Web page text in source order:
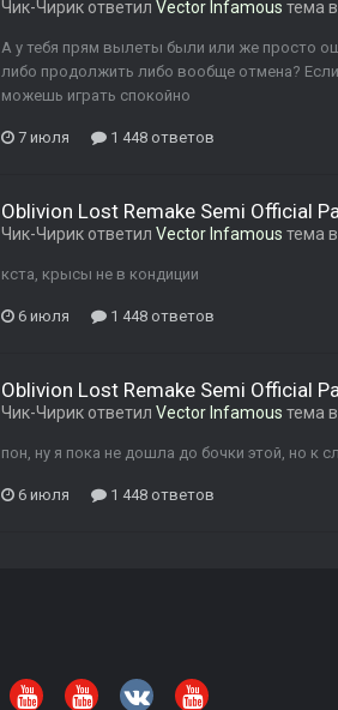
Чик-Чирик ответил Vector Infamous тема в
А у тебя прям вылеты были или же просто
либо продолжить либо вообще отмена?
можешь играть спокойно
7 июля 1 448 ответов
Oblivion Lost Remake Semi Official
Чик-Чирик ответил Vector Infamous тема в
кста, крысы не в кондиции
6 июля 1 448 ответов
Oblivion Lost Remake Semi Official
Чик-Чирик ответил Vector Infamous тема в
пон, ну я пока не дошла до бочки этой, но к
6 июля 1 448 ответов